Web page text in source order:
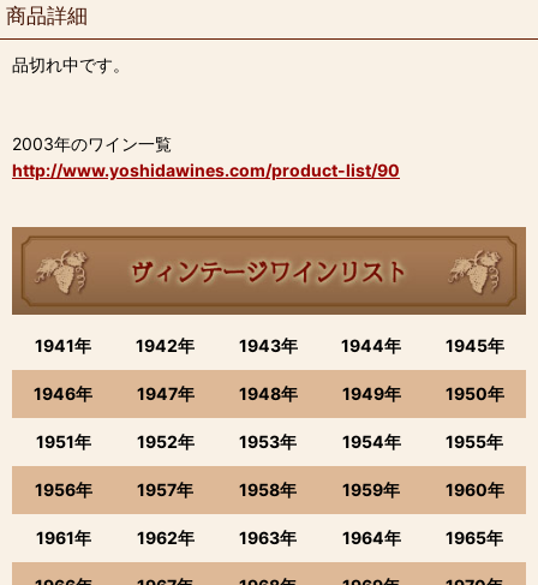
商品詳細
品切れ中です。
2003年のワイン一覧
http://www.yoshidawines.com/product-list/90
1941年 1942年 1943年 1944年 1945年
1946年 1947年 1948年 1949年 1950年
1951年 1952年 1953年 1954年 1955年
1956年 1957年 1958年 1959年 1960年
1961年 1962年 1963年 1964年 1965年